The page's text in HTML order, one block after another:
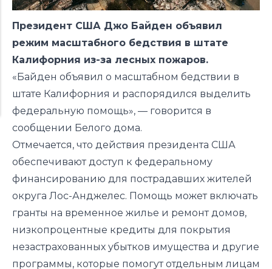
Президент США Джо Байден объявил
режим масштабного бедствия в штате
Калифорния из-за лесных пожаров.
«Байден объявил о масштабном бедствии в
штате Калифорния и распорядился выделить
федеральную помощь», — говорится в
сообщении Белого дома.
Отмечается, что действия президента США
обеспечивают доступ к федеральному
финансированию для пострадавших жителей
округа Лос-Анджелес. Помощь может включать
гранты на временное жилье и ремонт домов,
низкопроцентные кредиты для покрытия
незастрахованных убытков имущества и другие
программы, которые помогут отдельным лицам